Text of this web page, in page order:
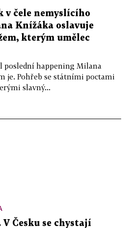
v čele nemyslícího
Knížáka oslavuje
kterým umělec
poslední happening Milana
je. Pohřeb se státními poctami
slavný...
Česku se chystají